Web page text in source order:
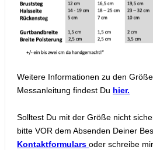
Weitere Informationen zu den
Messanleitung findest Du hier.
Solltest Du mit der Größe nicht
bitte VOR dem Absenden Deiner
Kontaktformulars oder schreibe